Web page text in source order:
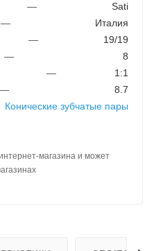
—
Sati
—
Италия
—
19/19
—
8
—
1:1
—
8.7
Конические зубчатые пары
магазина и может